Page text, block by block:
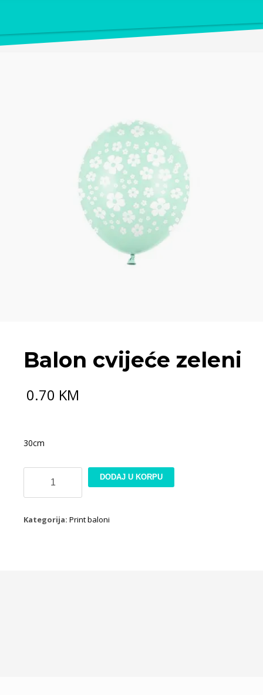
Balon cvijeće zeleni
0.70 KM
30cm
zeleni
DODAJ U KORPU
Kategorija: Print baloni